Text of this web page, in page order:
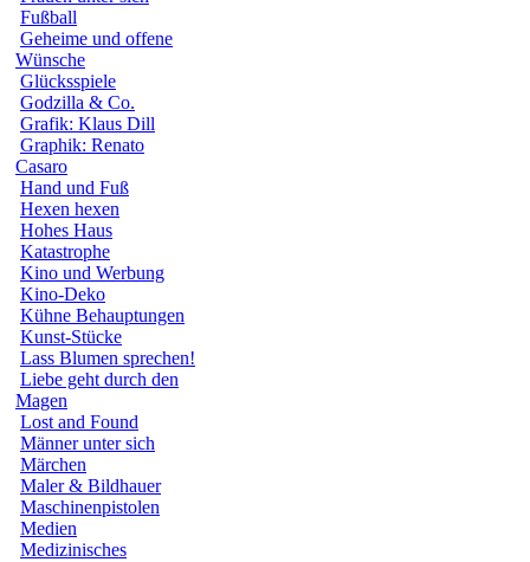
Fußball
Geheime und offene
Wünsche
Glücksspiele
Godzilla & Co.
Grafik: Klaus Dill
Graphik: Renato
Casaro
Hand und Fuß
Hexen hexen
Hohes Haus
Katastrophe
Kino und Werbung
Kino-Deko
Kühne Behauptungen
Kunst-Stücke
Lass Blumen sprechen!
Liebe geht durch den
Magen
Lost and Found
Männer unter sich
Märchen
Maler & Bildhauer
Maschinenpistolen
Medien
Medizinisches